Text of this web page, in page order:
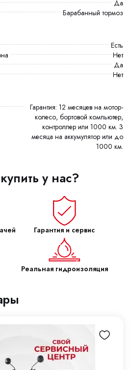
Да
Барабанный тормоз
есть
Нет
Да
Нет
Гарантия: 12 месяцев на мотор-
колесо, бортовой компьютер,
контроллер или 1000 км. 3
месяца на аккумулятор или до
1000 км.
у нас?
Гарантия и сервис
Реальная гидроизоляция